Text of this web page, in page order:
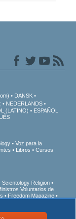
DANSK
NEDERLANDS
(LATINO)
ESPAÑOL
Voz para la
Libros
Cursos
Scientology Religion
Voluntarios de
Freedom Magazine